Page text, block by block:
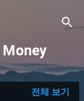
전체 보기